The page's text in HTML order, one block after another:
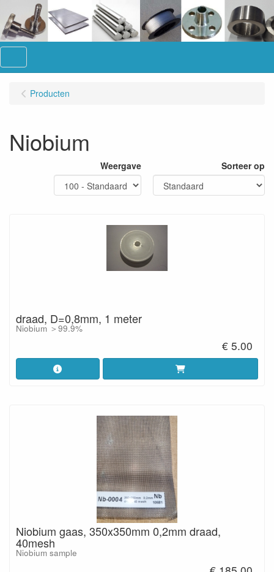
Producten
Niobium
Weergave Sorteer op
draad, D=0,8mm, 1 meter
Niobium ＞99.9%
€ 5.00
Niobium gaas, 350x350mm 0,2mm draad,
40mesh
Niobium sample